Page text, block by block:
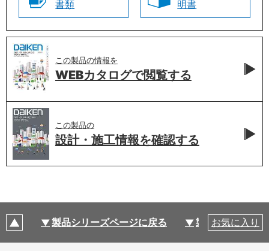
書類
明書
この製品の情報を
WEBカタログで閲覧する
この製品の
設計・施工情報を確認する
製品シリーズページに戻る 製品仕様
お気に入り